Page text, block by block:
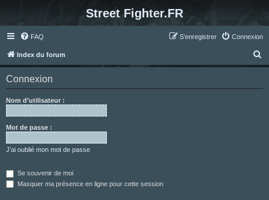
Street Fighter.FR
FAQ Connexion
S’enregistrer
Index du forum
e
Connexion
Nom d’utilisateur :
Mot de passe :
J’ai oublié mon mot de passe
Se souvenir de moi
Masquer ma présence en ligne pour cette session